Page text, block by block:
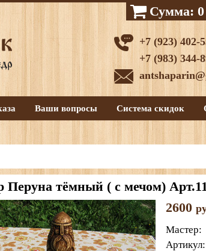
Сумма: 0
Ваши вопросы Система скидок
+7 (923) 402-
+7 (983) 344-
Перуна тёмный ( с мечом)
2600
Мастер:
Артикул: